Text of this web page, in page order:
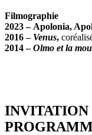
Filmographie
2023 – Apolonia,
2016 – Venus,
2014 –Olmo et la
INVITATION